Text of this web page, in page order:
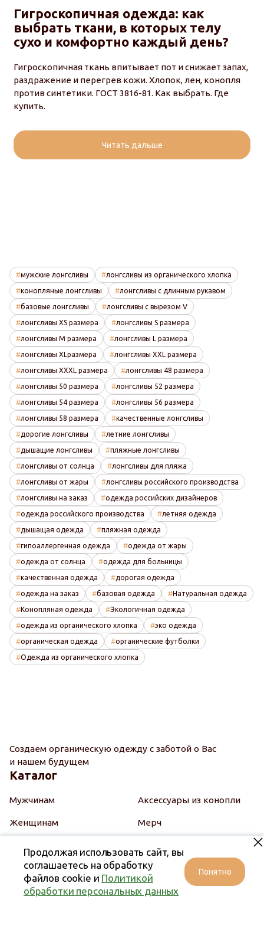
Гигроскопичная одежда: как
выбрать ткани, в которых телу
сухо и комфортно каждый день?
Гигроскопичная ткань впитывает пот и снижает запах,
раздражение и перегрев кожи. Хлопок, лен, конопля
против синтетики. ГОСТ 3816-81. Как выбрать. Где
купить.
Читать дальше
мужские лонгсливы лонгсливы из органического хлопка
конопляные лонгсливы лонгсливы с длинным рукавом
базовые лонгсливы лонгсливы с вырезом V
лонгсливы XS размера лонгсливы S размера
лонгсливы M размера лонгсливы L размера
лонгсливы XLразмера лонгсливы XXL размера
лонгсливы XXXL размера лонгсливы 48 размера
лонгсливы 50 размера лонгсливы 52 размера
лонгсливы 54 размера лонгсливы 56 размера
лонгсливы 58 размера качественные лонгсливы
дорогие лонгсливы летние лонгсливы
дышащие лонгсливы пляжные лонгсливы
лонгсливы от солнца лонгсливы для пляжа
лонгсливы от жары лонгсливы российского производства
лонгсливы на заказ одежда российских дизайнеров
одежда российского производства летняя одежда
дышащая одежда пляжная одежда
гипоаллергенная одежда одежда от жары
одежда от солнца одежда для больницы
качественная одежда дорогая одежда
одежда на заказ базовая одежда Натуральная одежда
Конопляная одежда Экологичная одежда
одежда из органического хлопка эко одежда
органическая одежда органические футболки
Одежда из органического хлопка
Создаем органическую одежду с заботой о Вас
и нашем будущем
Каталог
Мужчинам
Женщинам
Косметика
Натуральные ткани
Аксессуары из конопли
Мерч
Подарочный сертификат
Продолжая использовать сайт, вы
соглашаетесь на обработку
файлов cookie и Политикой
обработки персональных данных
Понятно